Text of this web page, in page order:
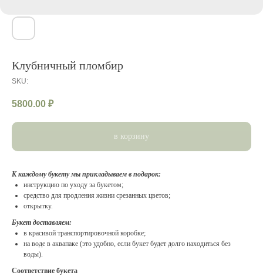
Клубничный пломбир
SKU:
5800.00 ₽
в корзину
К каждому букету мы прикладываем в подарок:
инструкцию по уходу за букетом;
средство для продления жизни срезанных цветов;
открытку.
Букет доставляем:
в красивой транспортировочной коробке;
на воде в аквапаке (это удобно, если букет будет долго находиться без
воды).
Соответствие букета